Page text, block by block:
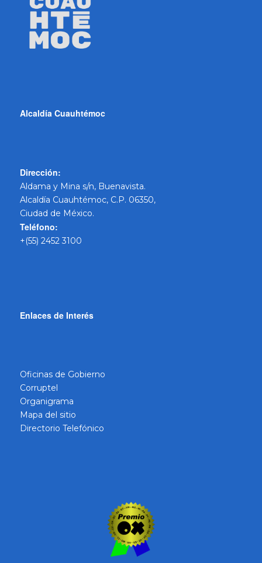
Alcaldía Cuauhtémoc
Dirección:
Aldama y Mina s/n, Buenavista.
Alcaldía Cuauhtémoc, C.P. 06350,
Ciudad de México.
Teléfono:
+(55) 2452 3100
Enlaces de Interés
Oficinas de Gobierno
Corruptel
Organigrama
Mapa del sitio
Directorio Telefónico